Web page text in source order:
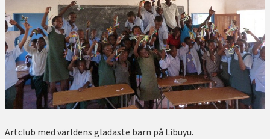
Artclub med världens gladaste barn på Libuyu.